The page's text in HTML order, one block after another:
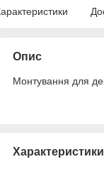
Опис
Монтування для
Характеристики